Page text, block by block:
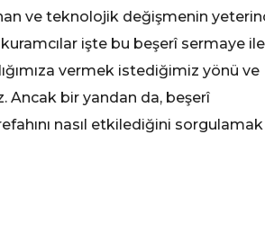
ve teknolojik değişmenin
işte bu beşerî sermaye ile
vermek istediğimiz yönü ve
Ancak bir yandan da, beşerî
nasıl etkilediğini sorgulamak